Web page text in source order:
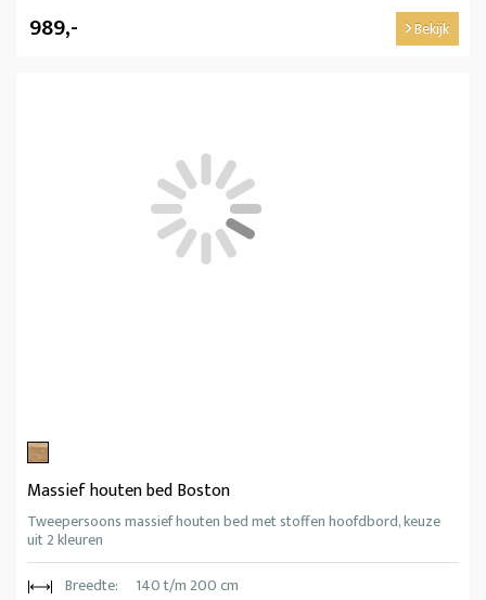
989,- Bekijk
Massief houten bed Boston
Tweepersoons massief houten bed met stoffen hoofdbord, keuze
uit 2 kleuren
Breedte:
140 t/m 200 cm